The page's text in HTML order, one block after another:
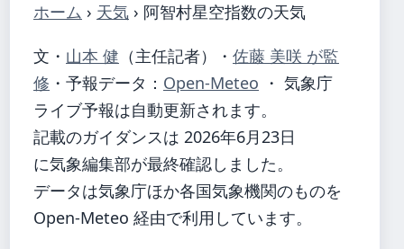
ホーム › 天気 › 阿智村星空指数の天気
文・ 山本 健 （主任記者） ・ 佐藤 美咲 が監
修 ・ 予報データ： Open-Meteo ・ 気象庁
ライブ予報は自動更新されます。
記載のガイダンスは 2026年6月23日
に気象編集部が最終確認しました。
データは気象庁ほか各国気象機関のものを
Open-Meteo 経由で利用しています。